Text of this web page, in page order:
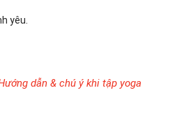
yêu.
dẫn & chú ý khi tập yoga